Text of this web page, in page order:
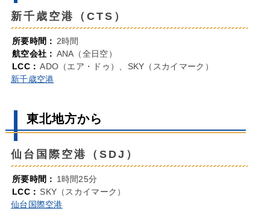
新千歳空港（CTS）
所要時間： 2時間
航空会社： ANA（全日空）
LCC： ADO（エア・ドゥ）、SKY（スカイマーク）
新千歳空港
東北地方から
仙台国際空港（SDJ）
所要時間： 1時間25分
LCC： SKY（スカイマーク）
仙台国際空港